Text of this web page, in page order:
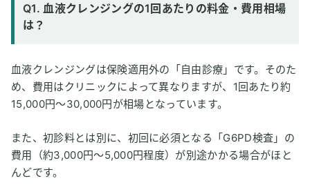
Q1. 血液クレンジングの1回あたりの料金・費用相場
は？
血液クレンジングは保険適用外の「自由診療」です。そのた
め、費用はクリニックによって異なりますが、1回あたり約
15,000円～30,000円が相場となっています。
また、初診料とは別に、初回に必須となる「G6PD検査」の
費用（約3,000円～5,000円程度）が別途かかる場合がほと
んどです。